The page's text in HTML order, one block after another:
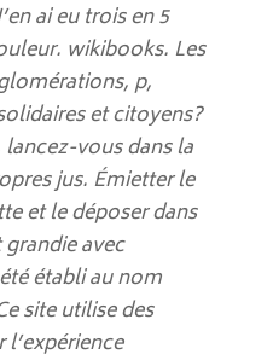
ai eu trois en 5
wikibooks. Les
p,
et citoyens?
vous dans la
jus. Émietter le
et le déposer dans
avec
établi au nom
site utilise des